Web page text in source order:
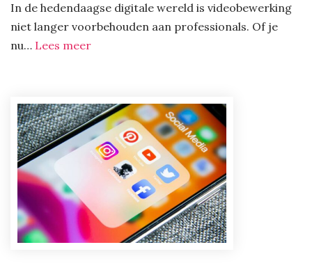
In de hedendaagse digitale wereld is videobewerking
niet langer voorbehouden aan professionals. Of je
nu… Lees meer:
creativiteit
met
een
photoshop
cursus